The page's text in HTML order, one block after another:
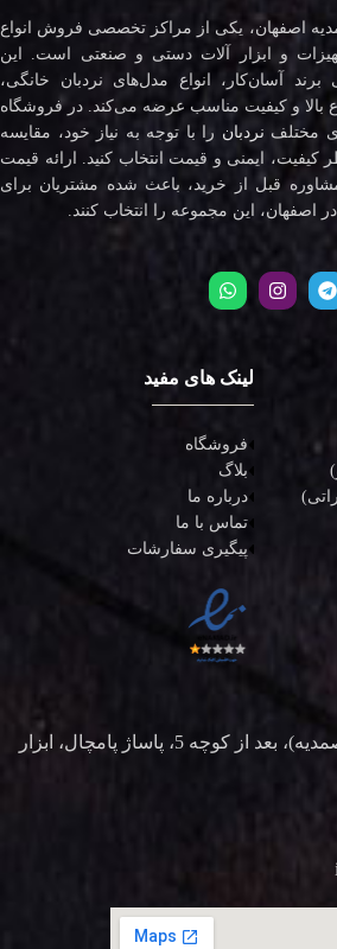
اصفهان، یکی از مراکز تخصصی فروش انواع
و ابزار آلات دستی و صنعتی است. این
برند آسان‌کار، انواع مدل‌های نردبان خانگی،
بالا و کیفیت مناسب عرضه می‌کند. در فروشگاه
مختلف نردبان را با توجه به نیاز خود، مقایسه
کیفیت، ایمنی و قیمت انتخاب کنید. ارائه قیمت
قبل از خرید، باعث شده مشتریان برای
اصفهان، این مجموعه را انتخاب کنند.
لینک های مفید
فروشگاه
بلاگ
درباره ما
تماس با ما
پیگیری سفارشات
اصفهان، نواب صفوی (صمدیه)، بعد از کوچه 5، پاساژ پامچال، ابزار